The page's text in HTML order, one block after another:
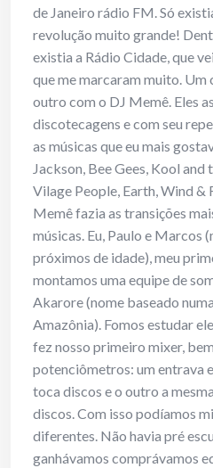
de Janeiro rádio FM. Só
revolução muito grande!
existia a Rádio Cidade, que
que me marcaram muito. Um
outro com o DJ Memê. Eles
discotecagens e com seu
as músicas que eu mais
Jackson, Bee Gees, Kool and
Vilage People, Earth, Wind &
Memê fazia as transições
músicas. Eu, Paulo e Marcos
próximos de idade), meu
montamos uma equipe de
Akarore (nome baseado
Amazônia). Fomos estudar
fez nosso primeiro mixer,
potenciômetros: um entrava
toca discos e o outro a
discos. Com isso podíamos
diferentes. Não havia pré
ganhávamos comprávamos